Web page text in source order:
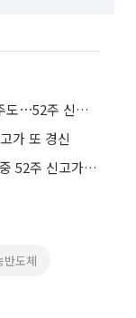
SK하이닉스, 120만원 넘어 코스피 급등 주도⋯52주 신고가 경신
가 또 경신
'반도체 슈퍼사이클' 수혜…DB하이텍, 장중 52주 신고가 경신
반도체